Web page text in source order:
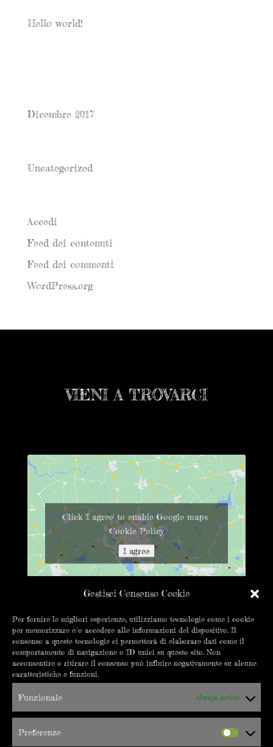
Gestisci Consenso Cookie
Per fornire le migliori esperienze, utilizziamo tecnologie come i cookie
per memorizzare e/o accedere alle informazioni del dispositivo. Il
consenso a queste tecnologie ci permetterà di elaborare dati come il
comportamento di navigazione o ID unici su questo sito. Non
acconsentire o ritirare il consenso può influire negativamente su alcune
caratteristiche e funzioni.
Funzionale Always active
Preferenze
Hello world!
Dicembre 2017
Uncategorized
Accedi
Feed dei contenuti
Feed dei commenti
WordPress.org
VIENI A TROVARCI
Click 'I agree' to enable Google maps
Cookie Policy
I agree
CONTATTACI
info@errepigi.it
+39 019 8402550
C.so Vittorio Veneto 18/20R
17100 Savona